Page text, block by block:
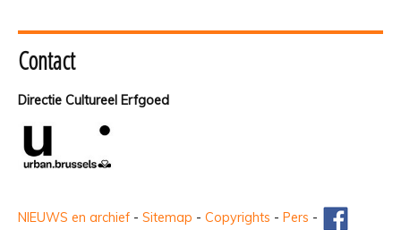
Contact
Directie Cultureel Erfgoed
NIEUWS en archief - Sitemap - Copyrights - Pers -